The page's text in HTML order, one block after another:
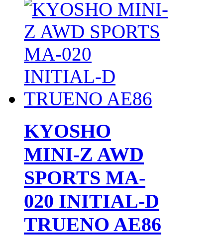
KYOSHO
MINI-Z AWD
SPORTS MA-
020 INITIAL-D
TRUENO AE86